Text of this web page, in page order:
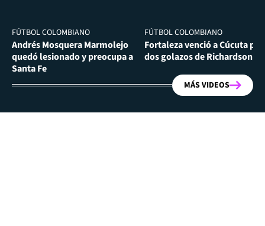
FÚTBOL COLOMBIANO
Andrés Mosquera Marmolejo
quedó lesionado y preocupa a
Santa Fe
FÚTBOL COLOMBIANO
Fortaleza venció a Cúcuta por
dos golazos de Richardson
MÁS VIDEOS